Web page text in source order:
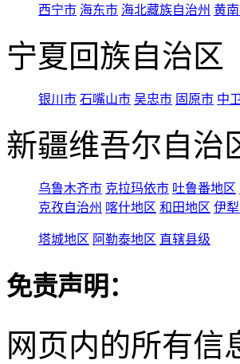
西宁市 海东市 海北藏族自治州 黄
宁夏回族自治区
银川市 石嘴山市 吴忠市 固原市 中
新疆维吾尔自治
乌鲁木齐市 克拉玛依市 吐鲁番地区
克孜自治州 喀什地区 和田地区 伊
塔城地区 阿勒泰地区 直辖县级
免责声明：
网页内的所有信